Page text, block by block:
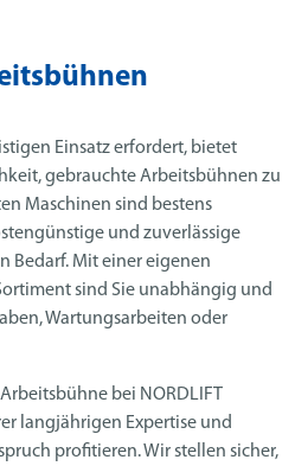
Einsatz erfordert, bietet
gebrauchte Arbeitsbühnen zu
Maschinen sind bestens
und zuverlässige
Bedarf. Mit einer eigenen
sind Sie unabhängig und
Wartungsarbeiten oder
bei NORDLIFT
langjährigen Expertise und
profitieren. Wir stellen sicher,